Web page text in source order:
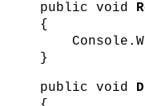
public void
{
}
public void